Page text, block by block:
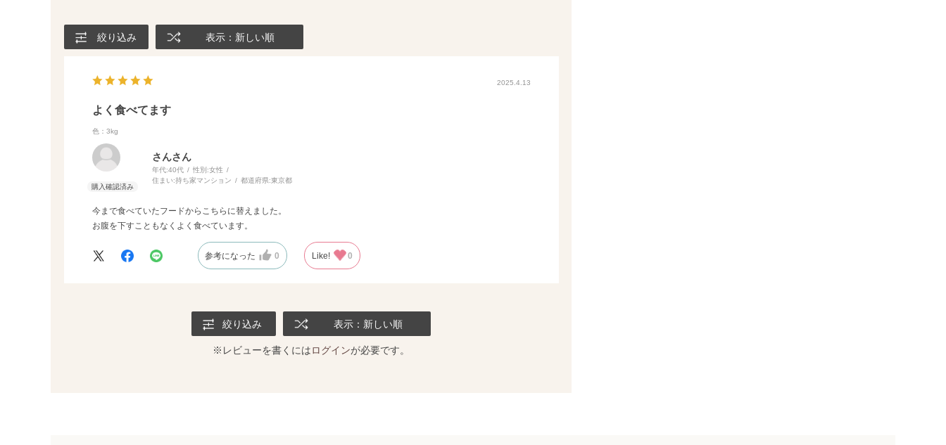
絞り込み 表示：新しい順
2025.4.13
よく食べてます
色：3kg
さんさん
年代:40代 性別:女性
住まい:持ち家マンション 都道府県:東京都
今まで食べていたフードからこちらに替えました。
お腹を下すこともなくよく食べています。
参考になった 0 Like! 0
絞り込み 表示：新しい順
※レビューを書くにはログインが必要です。